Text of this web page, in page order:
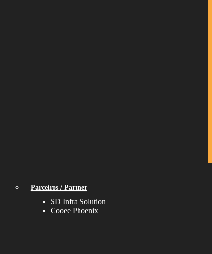
Parceiros / Partner
SD Infra Solution
Cooee Phoenix